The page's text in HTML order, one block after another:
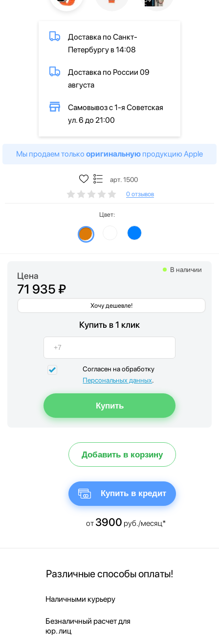
Доставка по Санкт-
Петербургу в 14:08
Доставка по России 09
августа
Самовывоз с 1-я Советская
ул. 6 до 21:00
Мы продаем только оригинальную продукцию Apple
арт. 1500
0 отзывов
Цвет:
Цена
71 935 ₽
Хочу дешевле!
В наличии
Купить в 1 клик
Согласен на обработку
Персональных данных.
Добавить в корзину
Купить в кредит
от 3900 руб./месяц*
Различные способы оплаты!
Наличными курьеру
Безналичный расчет для
юр. лиц